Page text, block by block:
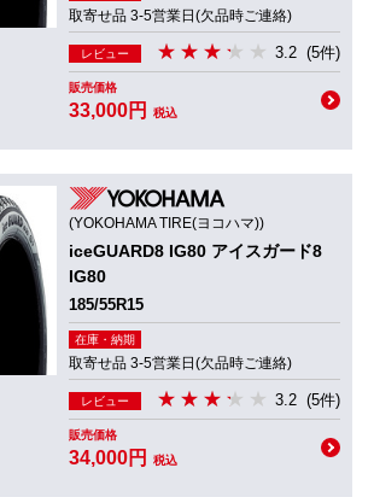
取寄せ品 3-5営業日(欠品時ご連絡)
レビュー 3.2 (5件)
販売価格
33,000円 税込
(YOKOHAMA TIRE(ヨコハマ))
iceGUARD8 IG80 アイスガード8
IG80
185/55R15
在庫・納期
取寄せ品 3-5営業日(欠品時ご連絡)
レビュー 3.2 (5件)
販売価格
34,000円 税込